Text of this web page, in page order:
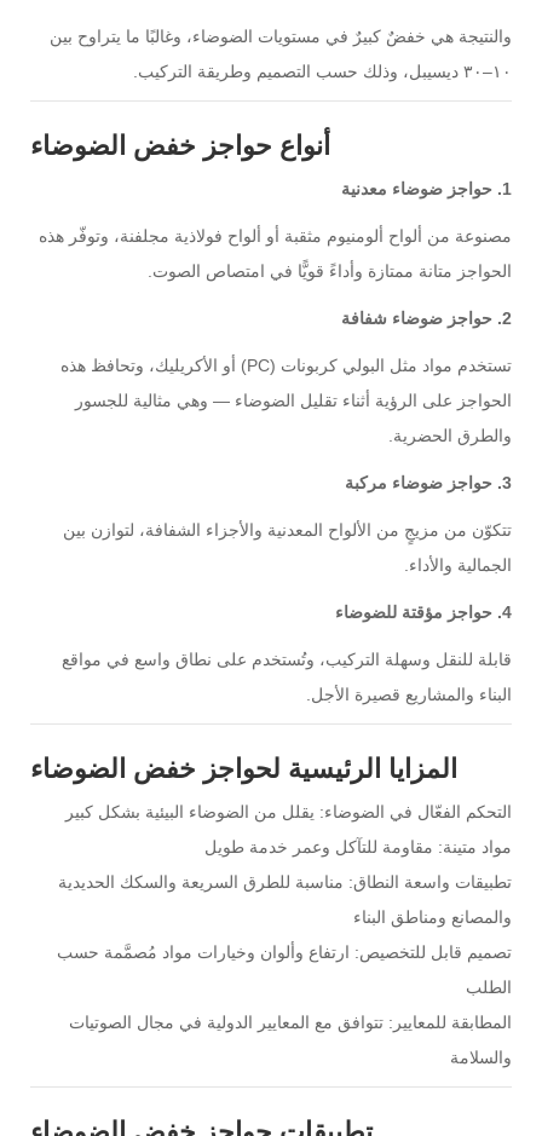
والنتيجة هي خفضٌ كبيرٌ في مستويات الضوضاء، وغالبًا ما يتراوح بين
أنواع حواجز خفض الضوضاء
مصنوعة من ألواح ألومنيوم مثقبة أو ألواح فولاذية مجلفنة، وتوفّر هذه
الحواجز متانة ممتازة وأداءً قويًّا في امتصاص الصوت.
تستخدم مواد مثل البولي كربونات (PC) أو الأكريليك، وتحافظ هذه
الحواجز على الرؤية أثناء تقليل الضوضاء — وهي مثالية للجسور
والطرق الحضرية.
تتكوّن من مزيجٍ من الألواح المعدنية والأجزاء الشفافة، لتوازن بين
الجمالية والأداء.
حواجز مؤقتة للضوضاء
قابلة للنقل وسهلة التركيب، وتُستخدم على نطاق واسع في مواقع
البناء والمشاريع قصيرة الأجل.
المزايا الرئيسية لحواجز خفض الضوضاء
التحكم الفعّال في الضوضاء: يقلل من الضوضاء البيئية بشكل كبير
مواد متينة: مقاومة للتآكل وعمر خدمة طويل
تطبيقات واسعة النطاق: مناسبة للطرق السريعة والسكك الحديدية
والمصانع ومناطق البناء
تصميم قابل للتخصيص: ارتفاع وألوان وخيارات مواد مُصمَّمة حسب
الطلب
المطابقة للمعايير: تتوافق مع المعايير الدولية في مجال الصوتيات
والسلامة